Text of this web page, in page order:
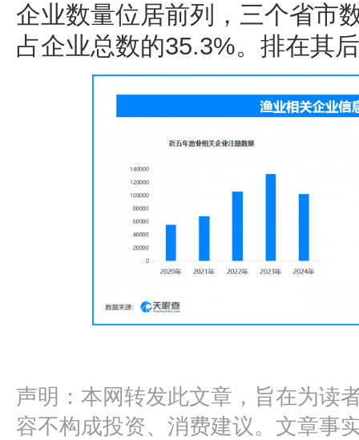
企业数量位居前列，三个省市
占企业总数的35.3%。排在其
声明：本网转发此文章，旨在为读
容不构成投资、消费建议。文章事